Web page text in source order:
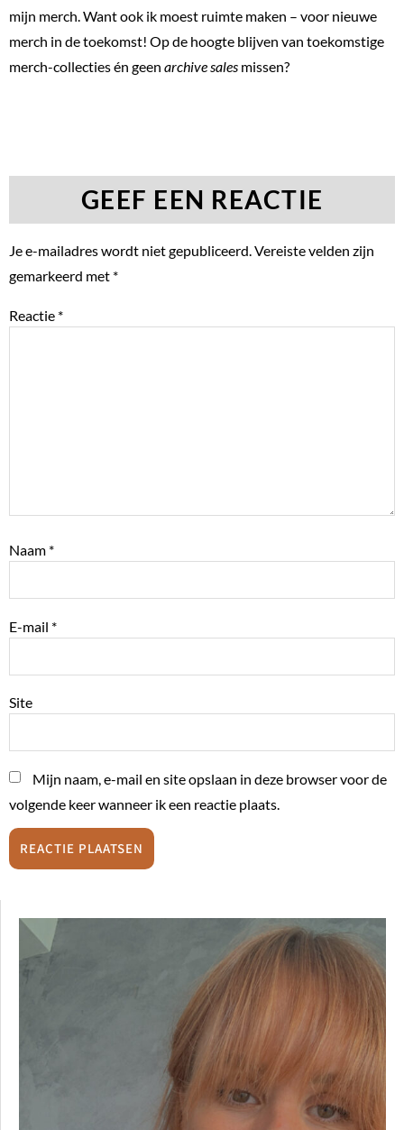
mijn merch. Want ook ik moest ruimte maken – voor nieuwe
merch in de toekomst! Op de hoogte blijven van toekomstige
merch-collecties én geen archive sales missen?
GEEF EEN REACTIE
Je e-mailadres wordt niet gepubliceerd. Vereiste velden zijn
gemarkeerd met *
Reactie *
Naam *
E-mail *
Site
Mijn naam, e-mail en site opslaan in deze browser voor de
volgende keer wanneer ik een reactie plaats.